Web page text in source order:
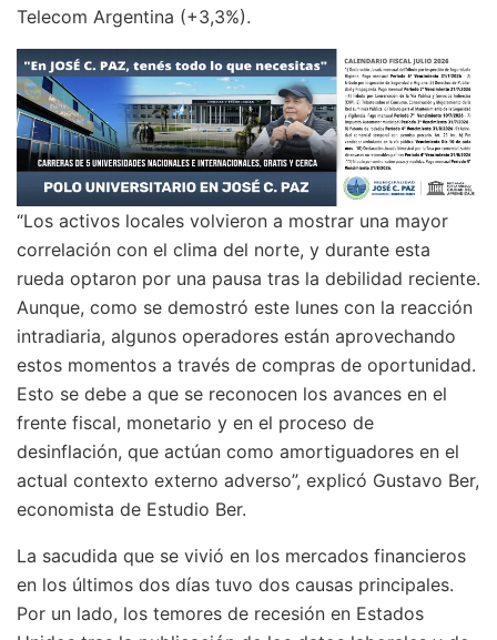
Telecom Argentina (+3,3%).
“Los activos locales volvieron a mostrar una mayor
correlación con el clima del norte, y durante esta
rueda optaron por una pausa tras la debilidad reciente.
Aunque, como se demostró este lunes con la reacción
intradiaria, algunos operadores están aprovechando
estos momentos a través de compras de oportunidad.
Esto se debe a que se reconocen los avances en el
frente fiscal, monetario y en el proceso de
desinflación, que actúan como amortiguadores en el
actual contexto externo adverso”, explicó Gustavo Ber,
economista de Estudio Ber.
La sacudida que se vivió en los mercados financieros
en los últimos dos días tuvo dos causas principales.
Por un lado, los temores de recesión en Estados